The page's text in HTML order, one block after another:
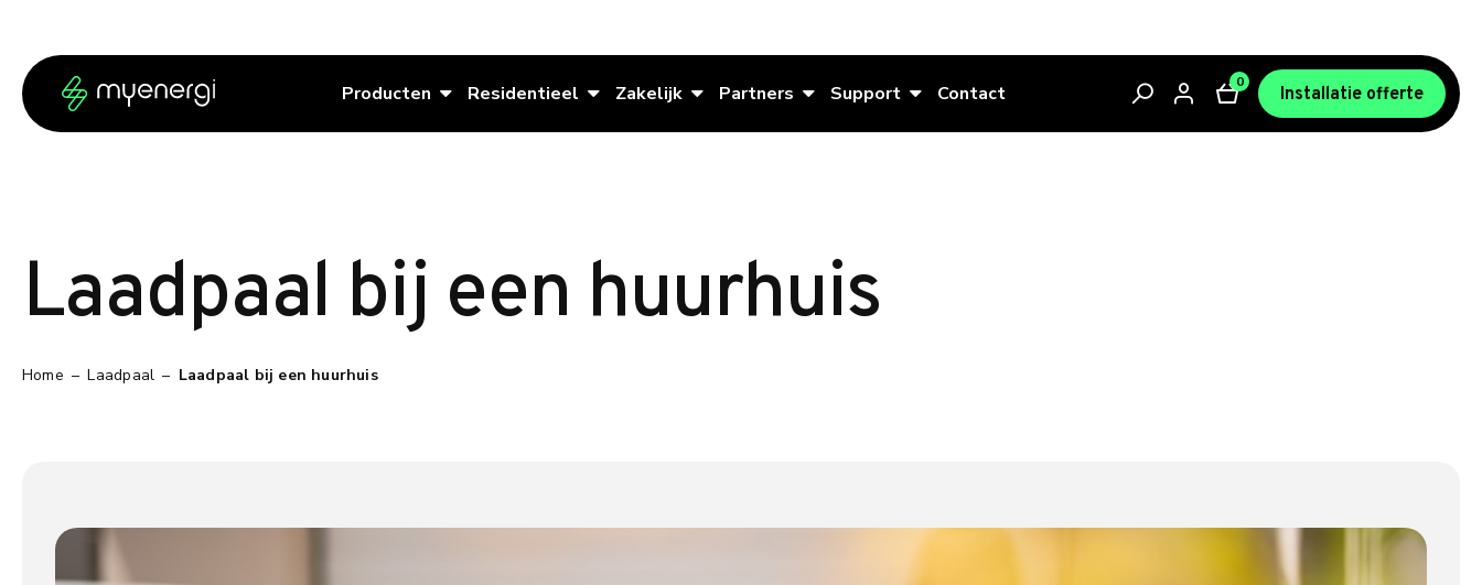
Producten Residentieel Zakelijk Partners Support Contact 0
Installatie offerte
Laadpaal bij een huurhuis
Home – Laadpaal – Laadpaal bij een huurhuis